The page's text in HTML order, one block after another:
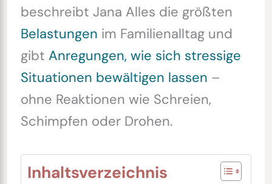
beschreibt Jana Alles die größten
Belastungen im Familienalltag und
gibt Anregungen, wie sich stressige
Situationen bewältigen lassen –
ohne Reaktionen wie Schreien,
Schimpfen oder Drohen.
Inhaltsverzeichnis